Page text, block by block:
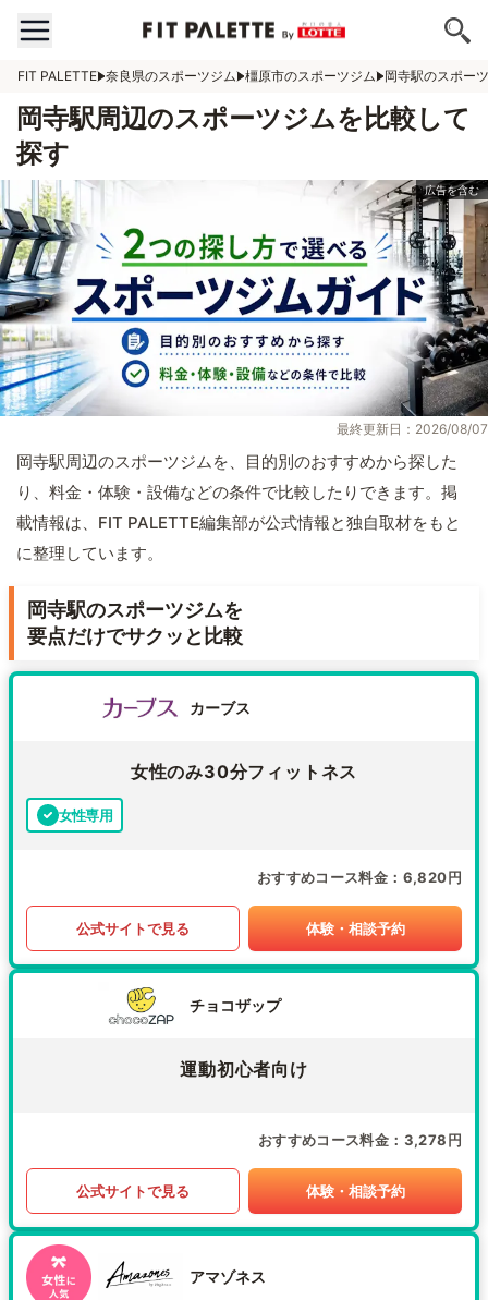
FIT PALETTE 奈良県のスポーツジム 橿原市のスポーツジム 岡寺駅のスポー
岡寺駅周辺のスポーツジムを比較して
探す
最終更新日：2026/08/07
岡寺駅周辺のスポーツジムを、目的別のおすすめから探した
り、料金・体験・設備などの条件で比較したりできます。掲
載情報は、FIT PALETTE編集部が公式情報と独自取材をもと
に整理しています。
岡寺駅のスポーツジムを
要点だけでサクッと比較
カーブス
女性のみ30分フィットネス
女性専用
おすすめコース料金 6,820円
公式サイトで見る 体験・相談予約
チョコザップ
運動初心者向け
おすすめコース料金 3,278円
公式サイトで見る 体験・相談予約
アマゾネス